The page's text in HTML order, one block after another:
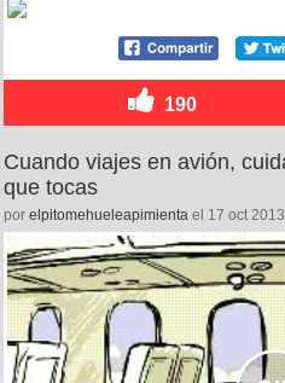
190
Cuando viajes en avión,
que tocas
por elpitomehueleapimienta el 17 oct